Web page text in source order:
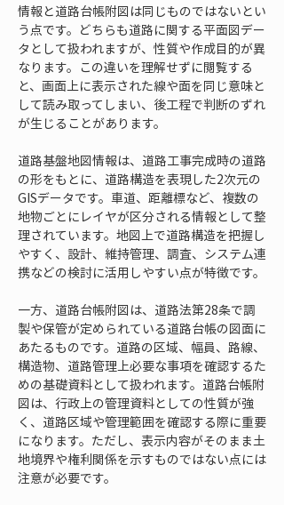
情報と道路台帳附図は同じものではないとい
う点です。どちらも道路に関する平面図デー
タとして扱われますが、性質や作成目的が異
なります。この違いを理解せずに閲覧する
と、画面上に表示された線や面を同じ意味と
して読み取ってしまい、後工程で判断のずれ
が生じることがあります。
道路基盤地図情報は、道路工事完成時の道路
の形をもとに、道路構造を表現した2次元の
GISデータです。車道、距離標など、複数の
地物ごとにレイヤが区分される情報として整
理されています。地図上で道路構造を把握し
やすく、設計、維持管理、調査、システム連
携などの検討に活用しやすい点が特徴です。
一方、道路台帳附図は、道路法第28条で調
製や保管が定められている道路台帳の図面に
あたるものです。道路の区域、幅員、路線、
構造物、道路管理上必要な事項を確認するた
めの基礎資料として扱われます。道路台帳附
図は、行政上の管理資料としての性質が強
く、道路区域や管理範囲を確認する際に重要
になります。ただし、表示内容がそのまま土
地境界や権利関係を示すものではない点には
注意が必要です。